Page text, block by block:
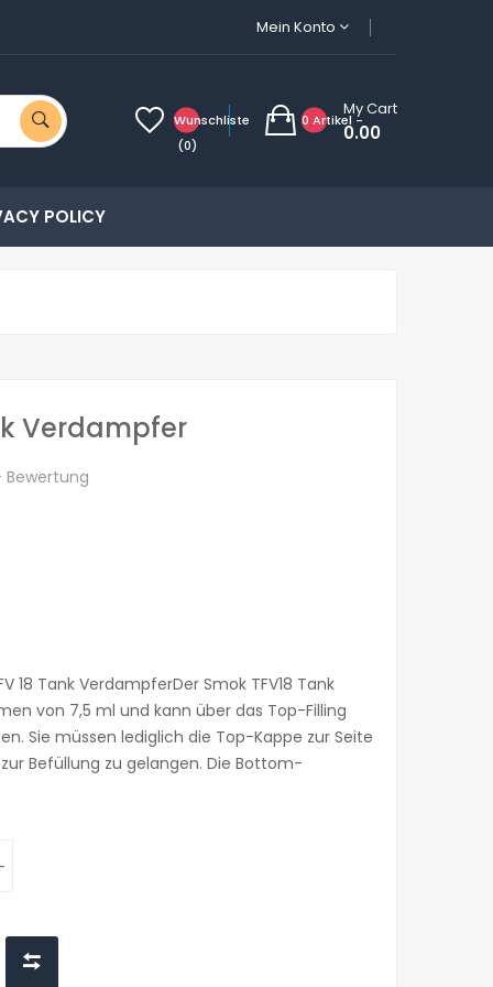
Mein Konto
Wunschliste
(0)
0 Artikel -
My Cart
0.00
POLICY
Verdampfer
Bewertung
18 Tank VerdampferDer Smok TFV18 Tank
von 7,5 ml und kann über das Top-Filling
Sie müssen lediglich die Top-Kappe zur Seite
Befüllung zu gelangen. Die Bottom-